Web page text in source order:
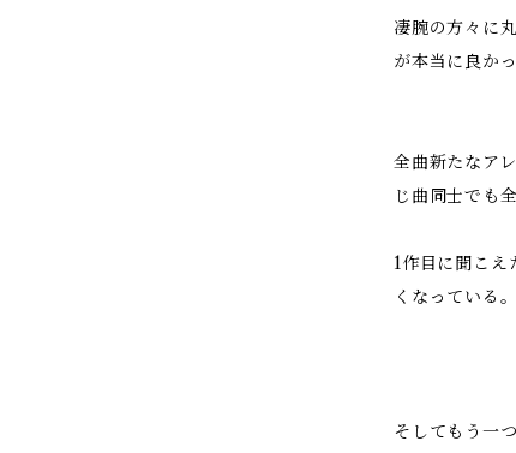
凄腕の方々に
が本当に良か
全曲新たなア
じ曲同士でも
1作目に聞こ
くなっている。
そしてもう一